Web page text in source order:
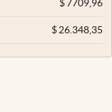
$7709,96
$26.348,35